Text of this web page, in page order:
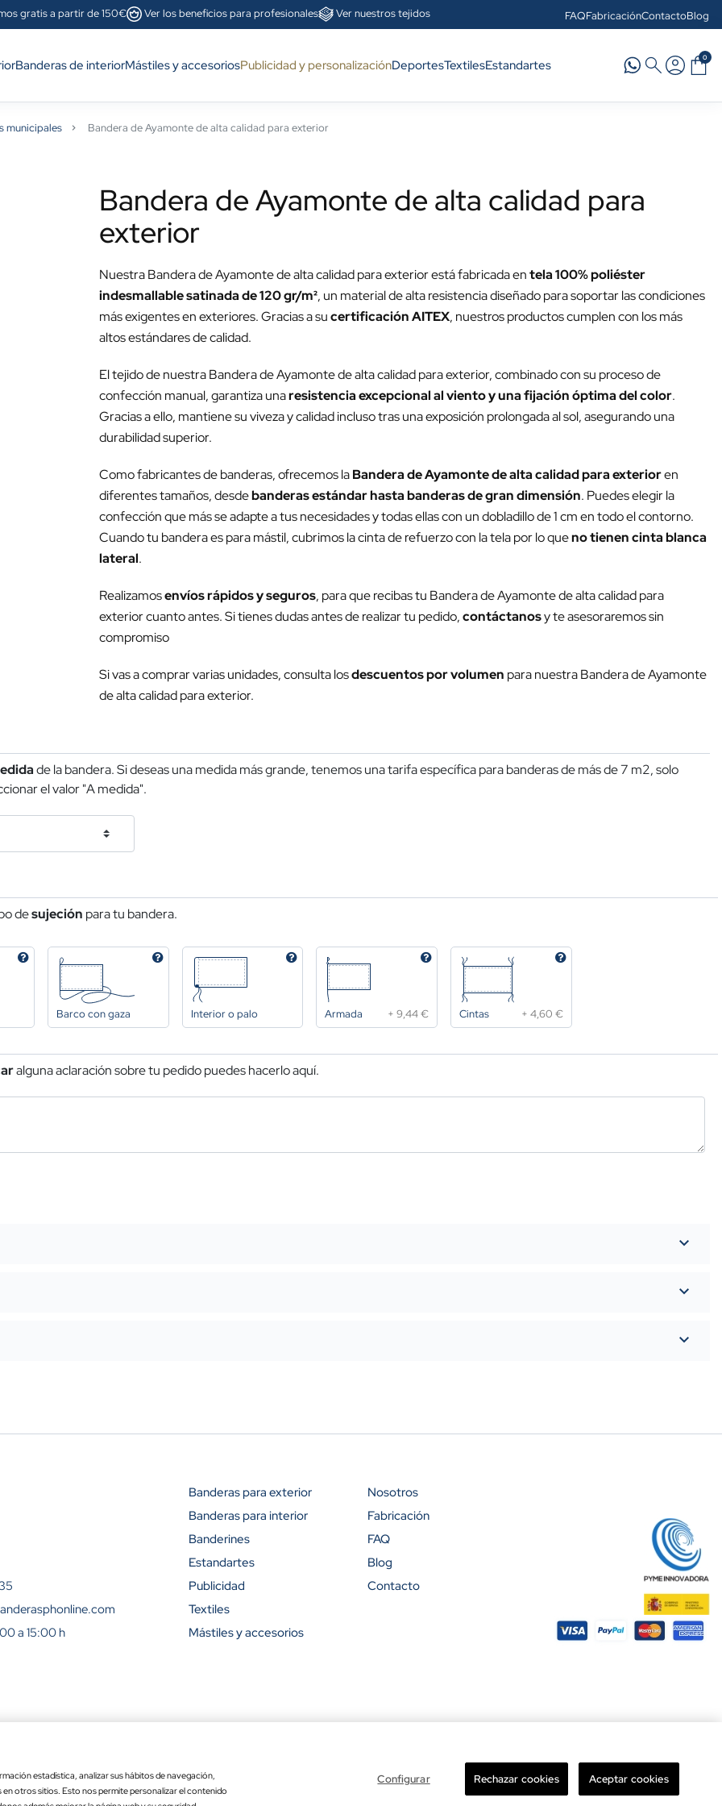
gratis a partir de 150€ Ver los beneficios para profesionales Ver nuestros tejidos FAQFabricaciónContactoBlog
Banderas de interiorMástiles y accesoriosPublicidad y personalizaciónDeportesTextilesEstandartes 0
municipales Bandera de Ayamonte de alta calidad para exterior
Bandera de Ayamonte de alta calidad para
exterior
Nuestra Bandera de Ayamonte de alta calidad para exterior está fabricada entela 100% poliéster
indesmallable satinada de 120 gr/m², un material de alta resistencia diseñado para soportar las condiciones
más exigentes en exteriores. Gracias a sucertificación AITEX, nuestros productos cumplen con los más
altos estándares de calidad.
El tejido de nuestra Bandera de Ayamonte de alta calidad para exterior, combinado con su proceso de
confección manual, garantiza unaresistencia excepcional al viento y una fijación óptima del color.
Gracias a ello, mantiene su viveza y calidad incluso tras una exposición prolongada al sol, asegurando una
durabilidad superior.
Como fabricantes de banderas, ofrecemos laBandera de Ayamonte de alta calidad para exterioren
diferentes tamaños, desdebanderas estándar hasta banderas de gran dimensión. Puedes elegir la
confección que más se adapte a tus necesidades y todas ellas con un dobladillo de 1 cm en todo el contorno.
Cuando tu bandera es para mástil, cubrimos la cinta de refuerzo con la tela por lo queno tienen cinta blanca
lateral.
Realizamosenvíos rápidos y seguros, para que recibas tu Bandera de Ayamonte de alta calidad para
exterior cuanto antes. Si tienes dudas antes de realizar tu pedido,contáctanosy te asesoraremos sin
compromiso
Si vas a comprar varias unidades, consulta losdescuentos por volumen para nuestra Bandera de Ayamonte
de alta calidad para exterior.
de la bandera. Si deseas una medida más grande, tenemos una tarifa específica para banderas de más de 7 m2, solo
el valor "A medida".
desujeción para tu bandera.
Barco con gaza Interior o palo Armada +9,44 € Cintas +4,60 €
alguna aclaración sobre tu pedido puedes hacerlo aquí.
Precio por unidad Total
+ Añadir al carrito
Descuento (%)
31%
a 15:00 h
Banderas para exterior
Banderas para interior
Banderines
Estandartes
Publicidad
Textiles
Mástiles y accesorios
Nosotros
Fabricación
FAQ
Blog
Contacto
estadística, analizar sus hábitos de navegación,
otros sitios. Esto nos permite personalizar el contenido
Configurar Rechazar cookies Aceptar cookies